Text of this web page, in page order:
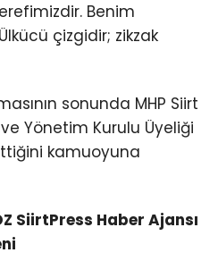
Benim
çizgidir; zikzak
sonunda MHP Siirt
ve Yönetim Kurulu Üyeliği
kamuoyuna
SiirtPress Haber Ajansı